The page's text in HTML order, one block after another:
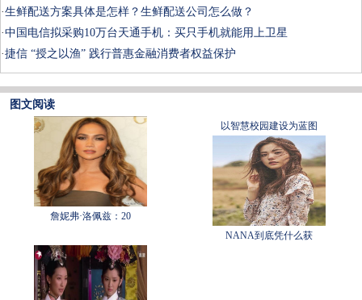
·生鲜配送方案具体是怎样？生鲜配送公司怎么做？
·中国电信拟采购10万台天通手机：买只手机就能用上卫星
·捷信 “授之以渔” 践行普惠金融消费者权益保护
图文阅读
詹妮弗·洛佩兹：20
以智慧校园建设为蓝图
NANA到底凭什么获